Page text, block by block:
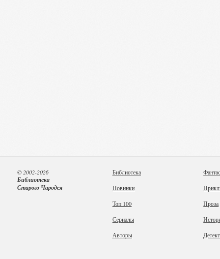
Библиотека
Новинки
Топ 100
Сериалы
Авторы
Проза
© 2002-2026
Библиотека
Старого Чародея